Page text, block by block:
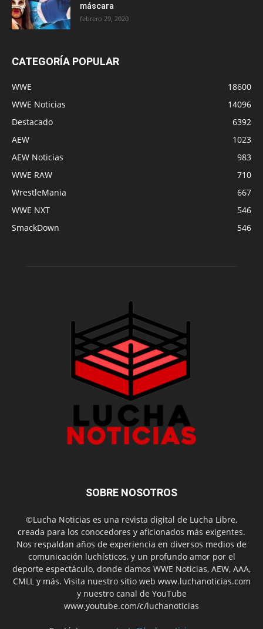
máscara
febrero 29, 2020
CATEGORÍA POPULAR
WWE
18600
WWE Noticias
14096
Destacado
6392
AEW
1023
AEW Noticias
983
WWE RAW
710
WrestleMania
667
WWE NXT
546
SmackDown
546
SOBRE NOSOTROS
©Lucha Noticias es una revista digital de Lucha Libre,
creada para los conocedores y aficionados más exigentes.
Nos respaldan años de experiencia en diversos medios de
comunicación luchísticos, y un profundo amor por el
deporte espectáculo, donde damos WWE Noticias, AEW, AAA,
CMLL y más. Visita nuestro sitio web www.luchanoticias.com
y nuestro canal de YouTube
www.youtube.com/c/luchanoticias